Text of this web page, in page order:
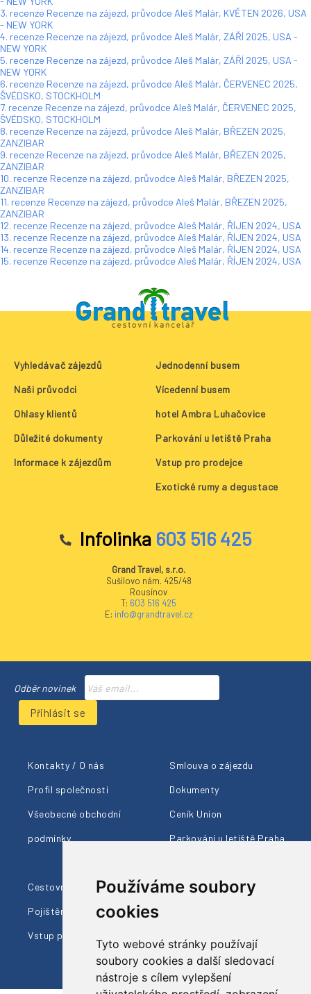
Používáme soubory
cookies
Tyto webové stránky používají
soubory cookies a další sledovací
nástroje s cílem vylepšení
3. recenze Recenze na zájezd, průvodce Aleš Malár, KVĚTEN 2026, USA
- NEW YORK
4. recenze Recenze na zájezd, průvodce Aleš Malár, ZÁŘÍ 2025, USA -
NEW YORK
5. recenze Recenze na zájezd, průvodce Aleš Malár, ZÁŘÍ 2025, USA -
NEW YORK
6. recenze Recenze na zájezd, průvodce Aleš Malár, ČERVENEC 2025,
ŠVÉDSKO, STOCKHOLM
7. recenze Recenze na zájezd, průvodce Aleš Malár, ČERVENEC 2025,
ŠVÉDSKO, STOCKHOLM
8. recenze Recenze na zájezd, průvodce Aleš Malár, BŘEZEN 2025,
ZANZIBAR
9. recenze Recenze na zájezd, průvodce Aleš Malár, BŘEZEN 2025,
ZANZIBAR
10. recenze Recenze na zájezd, průvodce Aleš Malár, BŘEZEN 2025,
ZANZIBAR
11. recenze Recenze na zájezd, průvodce Aleš Malár, BŘEZEN 2025,
ZANZIBAR
12. recenze Recenze na zájezd, průvodce Aleš Malár, ŘÍJEN 2024, USA
13. recenze Recenze na zájezd, průvodce Aleš Malár, ŘÍJEN 2024, USA
14. recenze Recenze na zájezd, průvodce Aleš Malár, ŘÍJEN 2024, USA
15. recenze Recenze na zájezd, průvodce Aleš Malár, ŘÍJEN 2024, USA
Vyhledávač zájezdů
Naši průvodci
Ohlasy klientů
Jednodenní busem
Vícedenní busem
hotel Ambra Luhačovice
Důležité dokumenty
Informace k zájezdům
Parkování u letiště Praha
Vstup pro prodejce
Exotické rumy a degustace
Infolinka 603 516 425
Grand Travel, s.r.o.
Sušilovo nám. 425/48
Rousínov
T: 603 516 425
E: info@grandtravel.cz
Odběr novinek
Přihlásit se
Kontakty / O nás
Profil společnosti
Všeobecné obchodní
podmínky
Smlouva o zájezdu
Dokumenty
Ceník Union
Parkování u letiště Praha
Cestovní pojištění
Pojištění proti úpadku
Ohlasy klientů
Vstup pro prodejce